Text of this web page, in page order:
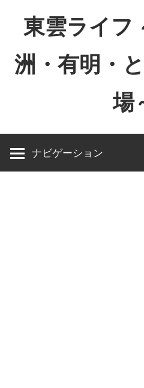
東雲ライフ
洲・有明・
場
ラ
ナビゲーション